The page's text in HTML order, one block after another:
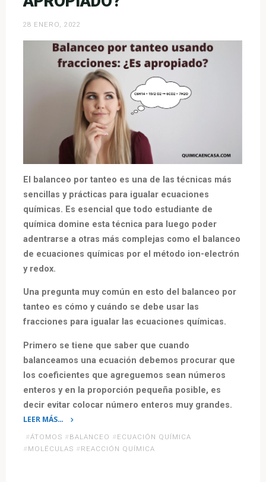
28 ENERO, 2022
El balanceo por tanteo es una de las técnicas más
sencillas y prácticas para igualar ecuaciones
químicas. Es esencial que todo estudiante de
química domine esta técnica para luego poder
adentrarse a otras más complejas como el balanceo
de ecuaciones químicas por el método ion-electrón
y redox.
Una pregunta muy común en esto del balanceo por
tanteo es cómo y cuándo se debe usar las
fracciones para igualar las ecuaciones químicas.
Primero se tiene que saber que cuando
balanceamos una ecuación debemos procurar que
los coeficientes que agreguemos sean números
enteros y en la proporción pequeña posible, es
decir evitar colocar número enteros muy grandes.
LEER MÁS…
«Balanceo
por
#ÁTOMOS # BALANCEO # ECUACIÓN QUÍMICA
# MOLÉCULAS # REACCIÓN QUÍMICA